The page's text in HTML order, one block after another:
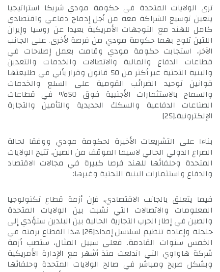
ترى الولايات المتحدة في حكومة مودي شريكا استراتيجيا
يتعين توسيع الشراكة معه من أجل إدماج دفاعي واقتصادي
كامل للهند مع التوجهات الأمريكية بعيدا عن روسيا وإيران
اللتين تلوح بهما حكومة مودي من فرصة لأخرى. على الجانب
الآخر، استجابت حكومة مودي وقامت بعمل إصلاحات في
قطاعات الدفاع والمالية والاتصالات والخدمات والتعدين
والبنية التحتية عبر أكثر من 50 قانون وقرار يأتي في طليعتها
قوانين توحيد الضرائب القومية على السلع والخدمات
والسماح بالاستثمارات الأجنبية فوق 50% في قطاعات
الصناعات الدفاعية والسكك الحديدية والتأمين والتجارة
الإلكترونية.[25]
بناءا على التشريعات الأخيرة لحكومة مودي ووفقا لحالة
الصراع الدولي الحالي لاسيما الموقف من الصين، تتيح الولايات
المتحدة وحلفائها للهند فرصا كبيرة في مجالات الاقتصاد
والدفاع واستثمارات البنية التحتية وغيرها:
فيما يتعلق بالجانب الاقتصادي، فإن أزمة قطاع تكنولوجيا
المعلومات والاتصالات التي نشبت بين الولايات المتحدة
والصين في إطار الحرب التجارية الحالية بين البلدين ستؤدي إلى
حلحلة وإعادة تنظيم لسلاسل إمداد[26] هذا القطاع برمته في
الخمس سنوات القادمة. فعلى سبيل المثال، ستصب أزمة
شركة هاواوي التي اندلعت منذ أشهر مع الإدارة الأمريكية
وبشكل صريح ومباشر في صالح الولايات المتحدة وحلفائها